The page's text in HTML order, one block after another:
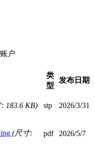
户
类
型
发布日期
183.6 KB) stp 2026/3/31
(尺寸:
pdf 2026/5/7